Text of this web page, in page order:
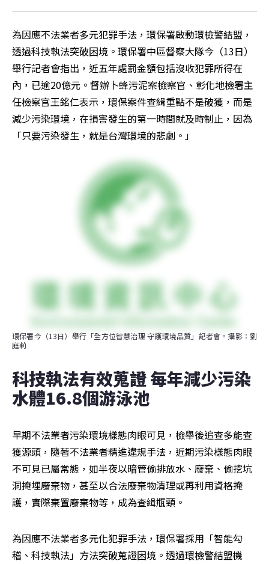
為因應不法業者多元犯罪手法，環保署啟動環檢警結盟，
透過科技執法突破困境。環保署中區督察大隊今（13日）
舉行記者會指出，近五年處罰金額包括沒收犯罪所得在
內，已逾20億元。督辦卜蜂污泥案檢察官、彰化地檢署主
任檢察官王銘仁表示，環保案件查緝重點不是破獲，而是
減少污染環境，在損害發生的第一時間就及時制止，因為
「只要污染發生，就是台灣環境的悲劇。」
環保署今（13日）舉行「全方位智慧治理 守護環境品質」記者會。攝影：劉
庭莉
科技執法有效蒐證 每年減少污染
水體16.8個游泳池
早期不法業者污染環境樣態肉眼可見，檢舉後追查多能查
獲源頭，隨著不法業者精進違規手法，近期污染樣態肉眼
不可見已屬常態，如半夜以暗管偷排放水、廢棄、偷挖坑
洞掩埋廢棄物，甚至以合法廢棄物清理或再利用資格掩
護，實際棄置廢棄物等，成為查緝瓶頸。
為因應不法業者多元化犯罪手法，環保署採用「智能勾
稽、科技執法」方法突破蒐證困境。透過環檢警結盟機